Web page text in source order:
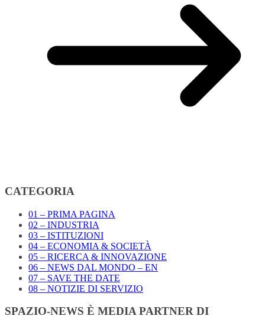
CATEGORIA
01 – PRIMA PAGINA
02 – INDUSTRIA
03 – ISTITUZIONI
04 – ECONOMIA & SOCIETÀ
05 – RICERCA & INNOVAZIONE
06 – NEWS DAL MONDO – EN
07 – SAVE THE DATE
08 – NOTIZIE DI SERVIZIO
SPAZIO-NEWS È MEDIA PARTNER DI